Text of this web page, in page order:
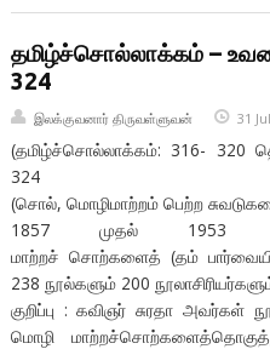
தமிழ்ச்சொல்லாக்கம் –
324
இலக்குவனார் திருவள்ளுவன் 31
(தமிழ்ச்சொல்லாக்கம்: 316- 320
324
(சொல், மொழிமாற்றம் பெற்ற
1857 முதல் 1953
மாற்றச் சொற்களைத் (தம்
238 நூல்களும் 200
குறிப்பு : கவிஞர் சுரதா அவர்கள்
மொழி